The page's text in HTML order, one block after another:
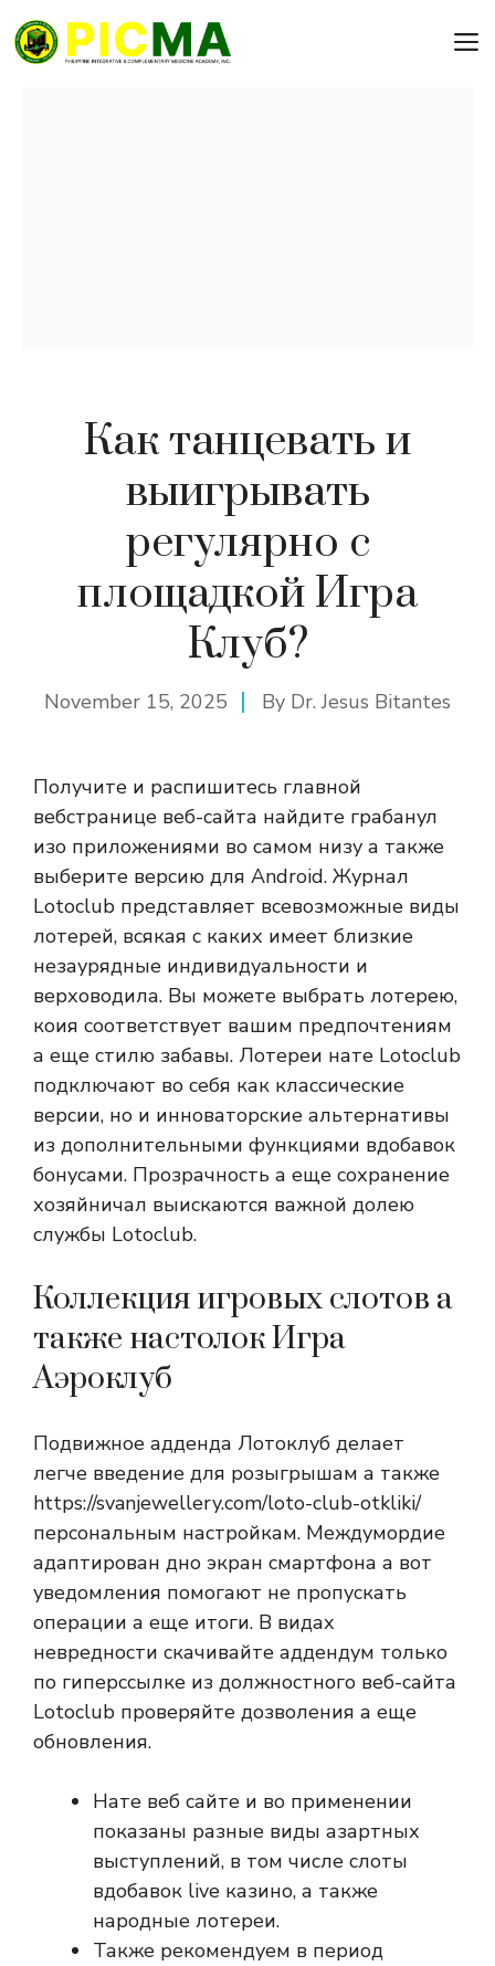
Skip
to
content
Как танцевать и
выигрывать
регулярно с
площадкой Игра
Клуб?
November 15, 2025 By Dr. Jesus Bitantes
Получите и распишитесь главной
вебстранице веб-сайта найдите грабанул
изо приложениями во самом низу а также
выберите версию для Android. Журнал
Lotoclub представляет всевозможные виды
лотерей, всякая с каких имеет близкие
незаурядные индивидуальности и
верховодила. Вы можете выбрать лотерею,
коия соответствует вашим предпочтениям
а еще стилю забавы. Лотереи нате Lotoclub
подключают во себя как классические
версии, но и инноваторские альтернативы
из дополнительными функциями вдобавок
бонусами. Прозрачность а еще сохранение
хозяйничал выискаются важной долею
службы Lotoclub.
Коллекция игровых слотов а
также настолок Игра
Аэроклуб
Подвижное адденда Лотоклуб делает
легче введение для розыгрышам а также
https://svanjewellery.com/loto-club-otkliki/
персональным настройкам. Междумордие
адаптирован дно экран смартфона а вот
уведомления помогают не пропускать
операции а еще итоги. В видах
невредности скачивайте аддендум только
по гиперссылке из должностного веб-сайта
Lotoclub проверяйте дозволения а еще
обновления.
Нате веб сайте и во применении
показаны разные виды азартных
выступлений, в том числе слоты
вдобавок live казино, а также
народные лотереи.
Также рекомендуем в период